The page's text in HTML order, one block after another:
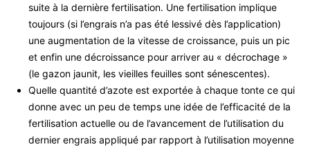
suite à la dernière fertilisation. Une fertilisation implique
toujours (si l’engrais n’a pas été lessivé dès l’application)
une augmentation de la vitesse de croissance, puis un pic
et enfin une décroissance pour arriver au « décrochage »
(le gazon jaunit, les vieilles feuilles sont sénescentes).
Quelle quantité d’azote est exportée à chaque tonte ce qui
donne avec un peu de temps une idée de l’efficacité de la
fertilisation actuelle ou de l’avancement de l’utilisation du
dernier engrais appliqué par rapport à l’utilisation moyenne